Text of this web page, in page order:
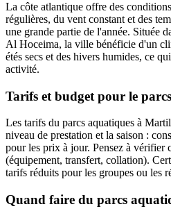
La côte atlantique offre des
régulières, du vent constant et des
une grande partie de l'année. Située
Al Hoceima, la ville bénéficie d'un
étés secs et des hivers humides, ce
activité.
Tarifs et budget pour le
Les tarifs du parcs aquatiques à
niveau de prestation et la saison :
pour les prix à jour. Pensez à vérifier
(équipement, transfert, collation).
tarifs réduits pour les groupes ou les
Quand faire du parcs